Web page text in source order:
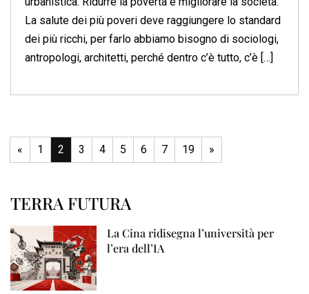
La salute dei più poveri deve raggiungere lo standard
dei più ricchi, per farlo abbiamo bisogno di sociologi,
antropologi, architetti, perché dentro c’è tutto, c’è […]
« 1 2 3 4 5 6 7 19 »
TERRA FUTURA
La Cina ridisegna l’università per
l’era dell’IA